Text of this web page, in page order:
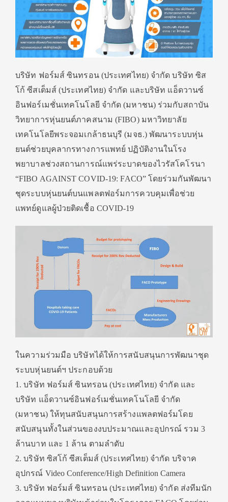
บริษัท ฟอร์มส์ ซินทรอน (ประเทศไทย) จำกัด บริษัท ซิส
โก้ ซีสเต็มส์ (ประเทศไทย) จำกัด และบริษัท แอ็ดวานซ์
อินฟอร์เมชั่นเทคโนโลยี จำกัด (มหาชน) ร่วมกับสถาบัน
วิทยาการหุ่นยนต์ภาคสนาม (FIBO) มหาวิทยาลัย
เทคโนโลยีพระจอมเกล้าธนบุรี (มจธ.) พัฒนาระบบหุ่น
ยนต์ช่วยบุคลากรทางการแพทย์ ปฏิบัติงานในโรง
พยาบาลช่วงสถานการณ์แพร่ระบาดของไวรัสโคโรนา
“FIBO AGAINST COVID-19: FACO” โดยร่วมกันพัฒนา
ชุดระบบหุ่นยนต์บนแพลตฟอร์มการควบคุมเพื่อช่วย
แพทย์ดูแลผู้ป่วยติดเชื้อ COVID-19
ในความร่วมมือ บริษัทได้ให้การสนับสนุนการพัฒนาชุด
ระบบหุ่นยนต์ฯ ประกอบด้วย
1. บริษัท ฟอร์มส์ ซินทรอน (ประเทศไทย) จำกัด และ
บริษัท แอ็ดวานซ์อินฟอร์เมชั่นเทคโนโลยี จำกัด
(มหาชน) ให้ทุนสนับสนุนการสร้างแพลตฟอร์มโดย
สนับสนุนทั้งในส่วนของงบประมาณและอุปกรณ์ รวม 3
ล้านบาท และ 1 ล้าน ตามลำดับ
2. บริษัท ซิสโก้ ซีสเต็มส์ (ประเทศไทย) จำกัด บริจาค
อุปกรณ์ Video Conference/High Definition Camera
3. บริษัท ฟอร์มส์ ซินทรอน (ประเทศไทย) จำกัด ส่งทีมนัก